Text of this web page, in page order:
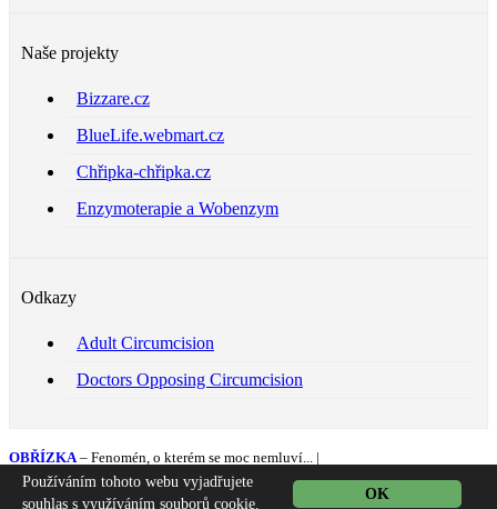
Naše projekty
Bizzare.cz
BlueLife.webmart.cz
Chřipka-chřipka.cz
Enzymoterapie a Wobenzym
Odkazy
Adult Circumcision
Doctors Opposing Circumcision
OBŘÍZKA – Fenomén, o kterém se moc nemluví... |
Právní doložka, ochrana soukromí
Obsah © 2009-2015, ALMS™ , Praha. SEO by SilverHat SEO.
OK
Používáním tohoto webu vyjadřujete
souhlas s využíváním souborů cookie.